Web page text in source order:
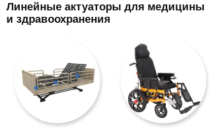
Линейные актуаторы для медицины
и здравоохранения